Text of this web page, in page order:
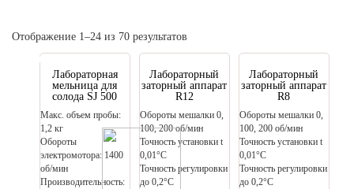
Отображение 1–24 из 70 результатов
Лабораторная
мельница для
солода SJ 500
Макс. объем пробы:
1,2 кг
Обороты
электромотора: 1400
об/мин
Производительность:
Лабораторный
заторный аппарат
R12
Обороты мешалки 0,
100, 200 oб/мин
Точность установки t
0,01°C
Точность регулировки
до 0,2°C
Лабораторный
заторный аппарат
R8
Обороты мешалки 0,
100, 200 oб/мин
Точность установки t
0,01°C
Точность регулировки
до 0,2°C
6%